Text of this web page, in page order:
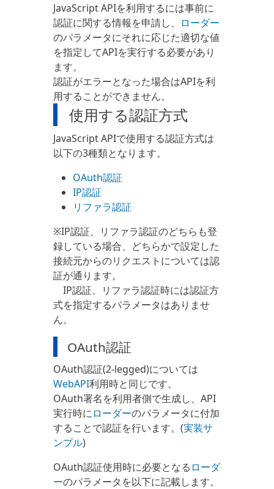
JavaScript APIを利用するには事前に
認証に関する情報を申請し、
ローダー
のパラメータにそれに応じた適切な値
を指定してAPIを実行する必要があり
ます。
認証がエラーとなった場合はAPIを利
用することができません。
使用する認証方式
JavaScript APIで使用する認証方式は
以下の3種類となります。
OAuth認証
IP認証
リファラ認証
※IP認証、リファラ認証のどちらも登
録している場合、どちらかで設定した
接続元からのリクエストについては認
証が通ります。
IP認証、リファラ認証時には認証方
式を指定するパラメータはありませ
ん。
OAuth認証
OAuth認証(2-legged)については
WebAPI利用時と同じです。
OAuth署名を利用者側で生成し、API
実行時にローダーのパラメータに付加
することで認証を行います。(実装サ
ンプル)
OAuth認証使用時に必要となる ローダ
ーのパラメータを以下に記載します。